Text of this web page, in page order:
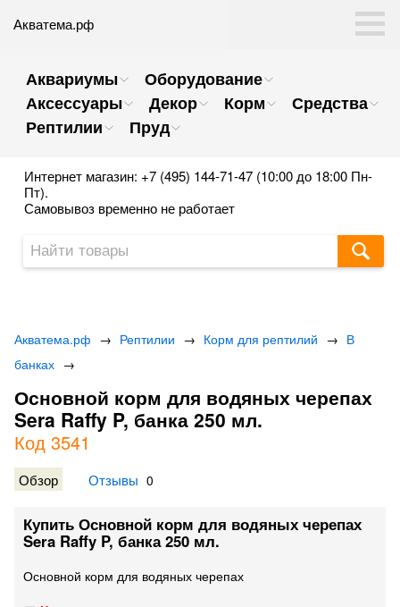
Акватема.рф
Аквариумы
Оборудование
Аксессуары
Декор Корм
Средства
Рептилии
Пруд
Интернет магазин: +7 (495) 144-71-47 (10:00 до 18:00 Пн-
Пт).
Самовывоз временно не работает
Акватема.рф → Рептилии → Корм для рептилий → В
банках →
Основной корм для водяных черепах
Sera Raffy P, банка 250 мл.
Код 3541
Обзор Отзывы 0
Купить Основной корм для водяных черепах
Sera Raffy P, банка 250 мл.
Основной корм для водяных черепах